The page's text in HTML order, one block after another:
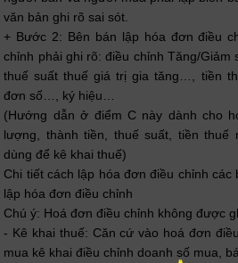
văn bản ghi rõ sai sót.
+ Bước 2: Bên bán lập hóa đơn điều
chỉnh phải ghi rõ: điều chỉnh Tăng/Giảm
thuế suất thuế giá trị gia tăng…, tiền
đơn số…, ký hiệu…
(Hướng dẫn ở điểm C này dành cho
lượng, thành tiền, thuế suất, tiền thuế
dùng để kê khai thuế)
Chi tiết cách lập hóa đơn điều chỉnh các
lập hóa đơn điều chỉnh
Chú ý: Hoá đơn điều chỉnh không được
- Kê khai thuế: Căn cứ vào hoá đơn
mua kê khai điều chỉnh doanh số mua,